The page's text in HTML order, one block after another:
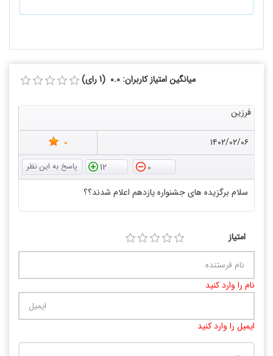
میانگین امتیاز کاربران: 0.0 (1 رای)
فرزین
۱۴۰۲/۰۲/۰۶
0
0
12
سلام برگزیده های جشنواره یازدهم اعلام شدند؟؟
امتیاز
نام را وارد کنید
ایمیل را وارد کنید